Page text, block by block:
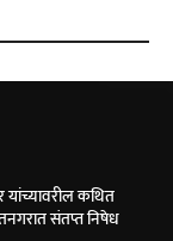
यांच्यावरील कथित
संतप्त निषेध